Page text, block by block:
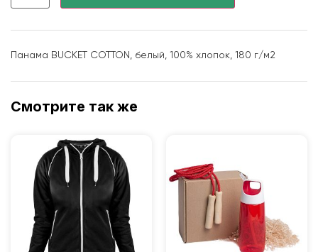
Панама BUCKET COTTON, белый, 100% хлопок, 180 г/м2
Смотрите так же